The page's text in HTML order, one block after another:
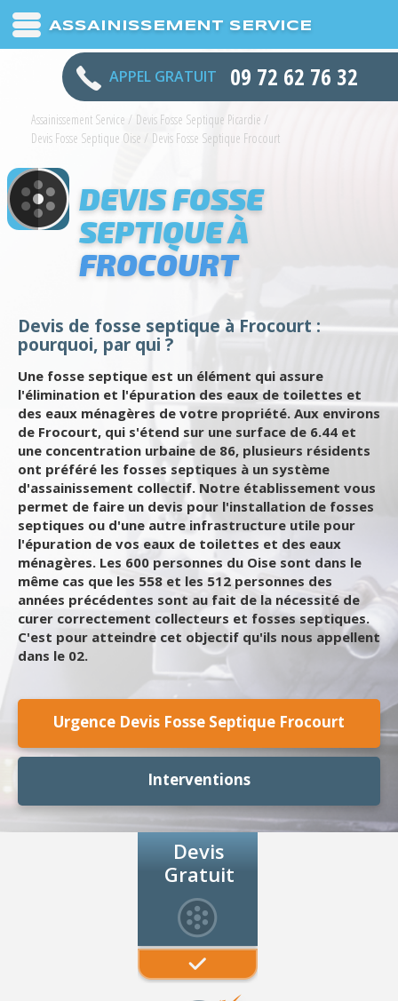
ASSAINISSEMENT SERVICE
APPEL GRATUIT 09 72 62 76 32
Assainissement Service / Devis Fosse Septique Picardie /
Devis Fosse Septique Oise / Devis Fosse Septique Frocourt
DEVIS FOSSE
SEPTIQUE À
FROCOURT
Devis de fosse septique à Frocourt :
pourquoi, par qui ?
Une fosse septique est un élément qui assure
l'élimination et l'épuration des eaux de toilettes et
des eaux ménagères de votre propriété. Aux environs
de Frocourt, qui s'étend sur une surface de 6.44 et
une concentration urbaine de 86, plusieurs résidents
ont préféré les fosses septiques à un système
d'assainissement collectif. Notre établissement vous
permet de faire un devis pour l'installation de fosses
septiques ou d'une autre infrastructure utile pour
l'épuration de vos eaux de toilettes et des eaux
ménagères. Les 600 personnes du Oise sont dans le
même cas que les 558 et les 512 personnes des
années précédentes sont au fait de la nécessité de
curer correctement collecteurs et fosses septiques.
C'est pour atteindre cet objectif qu'ils nous appellent
dans le 02.
Urgence Devis Fosse Septique Frocourt
Interventions
Devis
Gratuit